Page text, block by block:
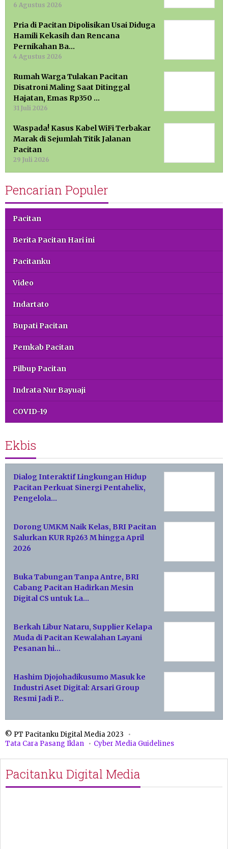
6 Agustus 2026
Pria di Pacitan Dipolisikan Usai Diduga
Hamili Kekasih dan Rencana
Pernikahan Ba…
4 Agustus 2026
Rumah Warga Tulakan Pacitan
Disatroni Maling Saat Ditinggal
Hajatan, Emas Rp350 …
31 Juli 2026
Waspada! Kasus Kabel WiFi Terbakar
Marak di Sejumlah Titik Jalanan
Pacitan
29 Juli 2026
Pencarian Populer
Pacitan
Berita Pacitan Hari ini
Pacitanku
Video
Indartato
Bupati Pacitan
Pemkab Pacitan
Pilbup Pacitan
Indrata Nur Bayuaji
COVID-19
Ekbis
Dialog Interaktif Lingkungan Hidup
Pacitan Perkuat Sinergi Pentahelix,
Pengelola…
Dorong UMKM Naik Kelas, BRI Pacitan
Salurkan KUR Rp263 M hingga April
2026
Buka Tabungan Tanpa Antre, BRI
Cabang Pacitan Hadirkan Mesin
Digital CS untuk La…
Berkah Libur Nataru, Supplier Kelapa
Muda di Pacitan Kewalahan Layani
Pesanan hi…
Hashim Djojohadikusumo Masuk ke
Industri Aset Digital: Arsari Group
Resmi Jadi P…
© PT Pacitanku Digital Media 2023
Tata Cara Pasang Iklan
Cyber Media Guidelines
Pacitanku Digital Media